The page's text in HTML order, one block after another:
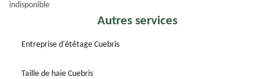
indisponible
Autres services
Entreprise d'étêtage Cuebris
Taille de haie Cuebris